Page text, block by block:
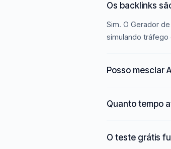
Os backlinks
Sim. O Gerador
simulando tráfego
Posso mesclar
Quanto tempo
O teste grátis